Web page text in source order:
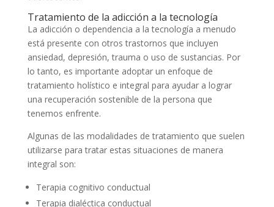
Tratamiento de la adicción a la tecnología
La adicción o dependencia a la tecnología a menudo
está presente con otros trastornos que incluyen
ansiedad, depresión, trauma o uso de sustancias. Por
lo tanto, es importante adoptar un enfoque de
tratamiento holístico e integral para ayudar a lograr
una recuperación sostenible de la persona que
tenemos enfrente.
Algunas de las modalidades de tratamiento que suelen
utilizarse para tratar estas situaciones de manera
integral son:
Terapia cognitivo conductual
Terapia dialéctica conductual